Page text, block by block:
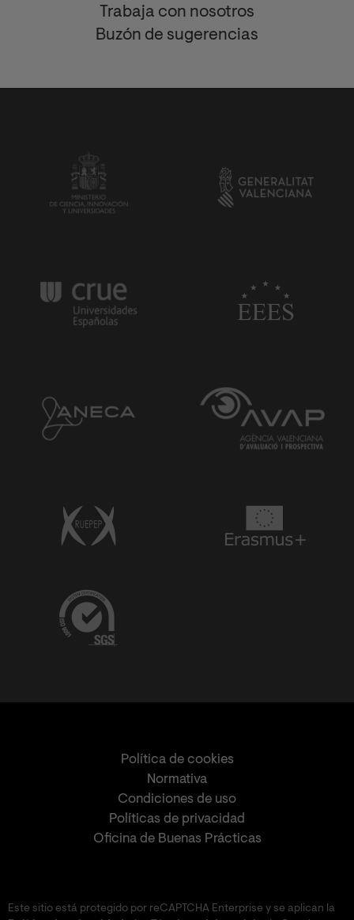
Trabaja con nosotros
Buzón de sugerencias
Política de cookies
Normativa
Condiciones de uso
Políticas de privacidad
Oficina de Buenas Prácticas
Este sitio está protegido por reCAPTCHA Enterprise y se aplican la